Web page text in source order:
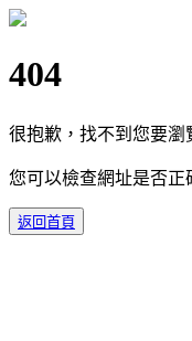
404
很抱歉，找不到您要
您可以檢查網址是否正
返回首頁